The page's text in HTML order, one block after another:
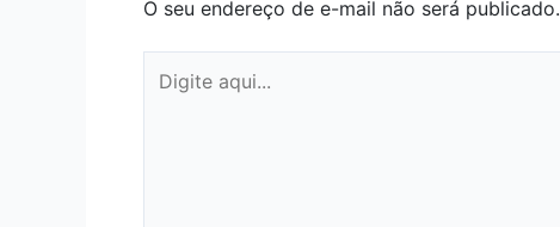
O seu endereço de e-mail não será publicado.
aqui...